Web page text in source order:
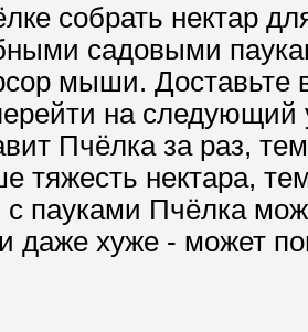
собрать нектар
садовыми
мыши. Доставьте
на
Пчёлка за раз,
тяжесть нектара,
с пауками Пчёлка
даже хуже - может